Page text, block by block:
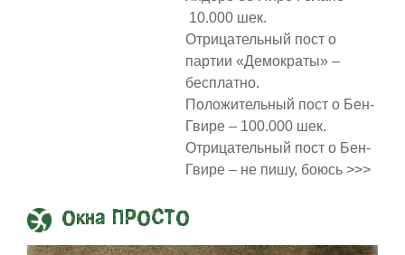
10.000 шек.
Отрицательный пост о
партии «Демократы» –
бесплатно.
Положительный пост о Бен-
Гвире – 100.000 шек.
Отрицательный пост о Бен-
Гвире – не пишу, боюсь >>>
Окна ПРОСТО